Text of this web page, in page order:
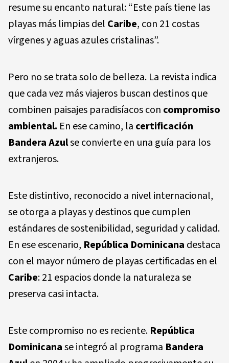
resume su encanto natural: “Este país tiene las
playas más limpias del Caribe, con 21 costas
vírgenes y aguas azules cristalinas”.
Pero no se trata solo de belleza. La revista indica
que cada vez más viajeros buscan destinos que
combinen paisajes paradisíacos con compromiso
ambiental. En ese camino, la certificación
Bandera Azulse convierte en una guía para los
extranjeros.
Este distintivo, reconocido a nivel internacional,
se otorga a playas y destinos que cumplen
estándares de sostenibilidad, seguridad y calidad.
En ese escenario, República Dominicana destaca
con el mayor número de playas certificadas en el
Caribe: 21 espacios donde la naturaleza se
preserva casi intacta.
Este compromiso no es reciente. República
Dominicanase integró al programa Bandera